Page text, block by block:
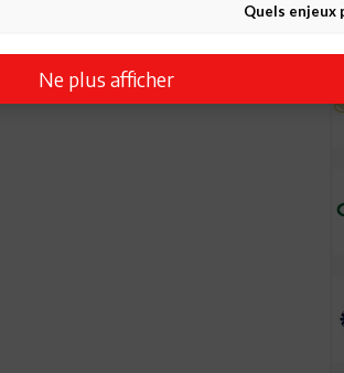
Quels enjeux
Ne plus afficher